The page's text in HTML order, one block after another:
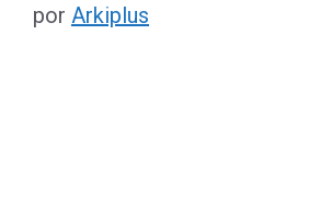
por Arkiplus